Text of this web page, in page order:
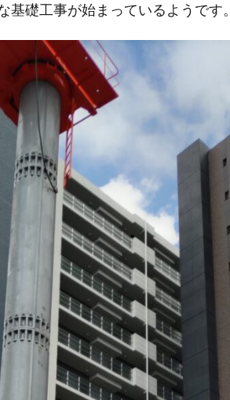
基礎工事が始まっているようです。